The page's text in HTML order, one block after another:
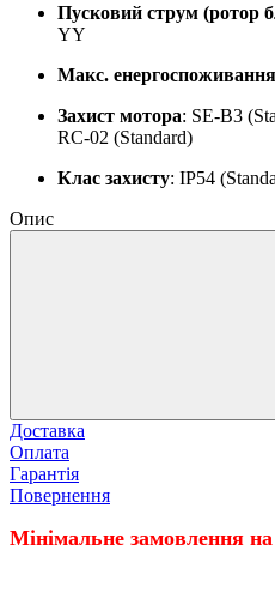
Пусковий струм (ротор
YY
Макс. енергоспоживання
Захист мотора: SE-B3
RC-02 (Standard)
Клас захисту: IP54
Опис
Доставка
Оплата
Гарантія
Повернення
Мінімальне замовлення на